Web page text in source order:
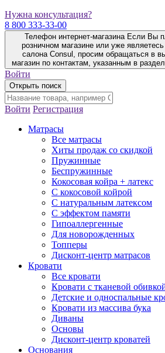
Нужна консультация?
8 800 333-33-00
Телефон интернет-магазина Если Вы
розничном магазине или уже
салона Consul, просим обращаться в
магазин по контактам, указанным в
Войти
Открыть поиск
Войти Регистрация
Матрасы
Все матрасы
Хиты продаж со скидкой
Пружинные
Беспружинные
Кокосовая койра + латекс
С кокосовой койрой
С натуральным латексом
С эффектом памяти
Гипоаллергенные
Для новорожденных
Топперы
Дисконт-центр матрасов
Кровати
Все кровати
Кровати с тканевой
Детские и односпальные
Кровати из массива бука
Диваны
Основы
Дисконт-центр кроватей
Основания